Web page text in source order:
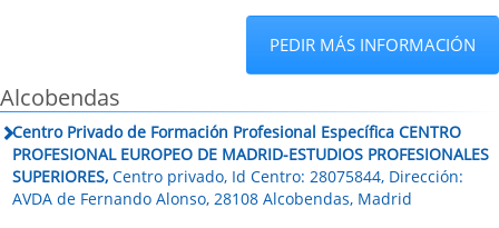
PEDIR MÁS INFORMACIÓN
Alcobendas
Centro Privado de Formación Profesional Específica CENTRO
PROFESIONAL EUROPEO DE MADRID-ESTUDIOS PROFESIONALES
SUPERIORES, Centro privado, Id Centro: 28075844, Dirección:
AVDA de Fernando Alonso, 28108 Alcobendas, Madrid